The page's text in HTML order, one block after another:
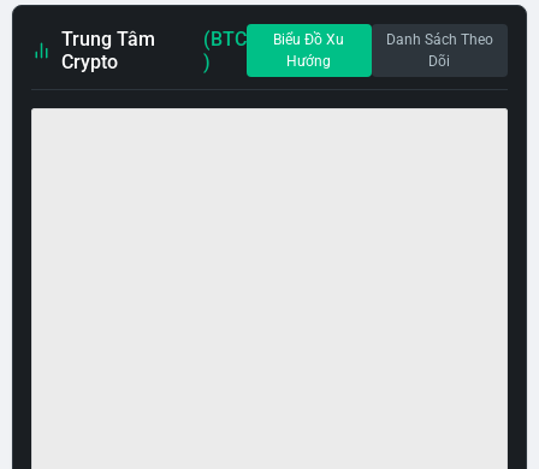
Trung Tâm
Crypto
(BTC
)
Biểu Đồ Xu
Hướng
Danh Sách Theo
Dõi